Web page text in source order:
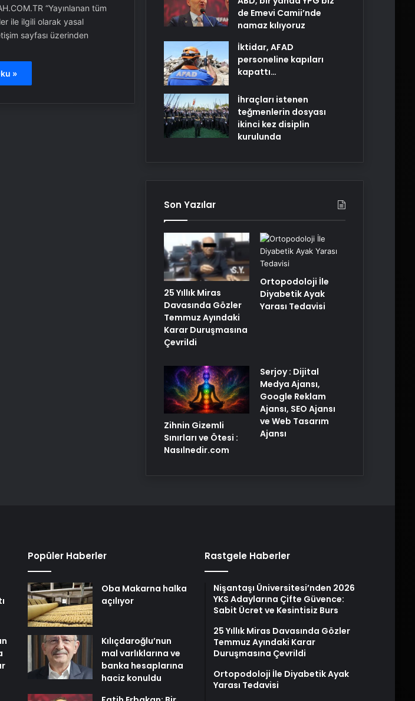
“Yayınlanan tüm
ile ilgili olarak yasal
sayfası üzerinden
»
de Emevi Camii’nde
namaz kılıyoruz
İktidar, AFAD
personeline kapıları
kapattı…
İhraçları istenen
teğmenlerin dosyası
ikinci kez disiplin
kurulunda
Son Yazılar
25 Yıllık Miras
Davasında Gözler
Temmuz Ayındaki
Karar Duruşmasına
Çevrildi
Ortopodoloji İle
Diyabetik Ayak
Yarası Tedavisi
Zihnin Gizemli
Sınırları ve Ötesi :
Nasılnedir.com
Serjoy : Dijital
Medya Ajansı,
Google Reklam
Ajansı, SEO Ajansı
ve Web Tasarım
Ajansı
Popüler Haberler
Oba Makarna halka
açılıyor
Kılıçdaroğlu’nun
mal varlıklarına ve
banka hesaplarına
haciz konuldu
Rastgele Haberler
Nişantaşı Üniversitesi’nden 2026
YKS Adaylarına Çifte Güvence:
Sabit Ücret ve Kesintisiz Burs
25 Yıllık Miras Davasında Gözler
Temmuz Ayındaki Karar
Duruşmasına Çevrildi
Ortopodoloji İle Diyabetik Ayak
Yarası Tedavisi